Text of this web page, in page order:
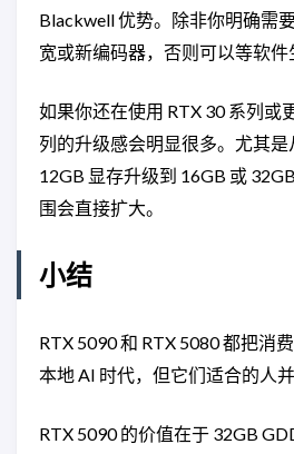
Blackwell 优势。除非你明确需
宽或新编码器，否则可以等软件
如果你还在使用 RTX 30 系列或
列的升级感会明显很多。尤其是
12GB 显存升级到 16GB 或
围会直接扩大。
小结
RTX 5090 和 RTX 5080 都把消
本地 AI 时代，但它们适合的人并
RTX 5090 的价值在于 32GB